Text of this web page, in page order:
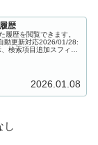
歴
履歴を閲覧できます。
動更新対応2026/01/28:
検索項目追加スフィア
2026.01.08
し